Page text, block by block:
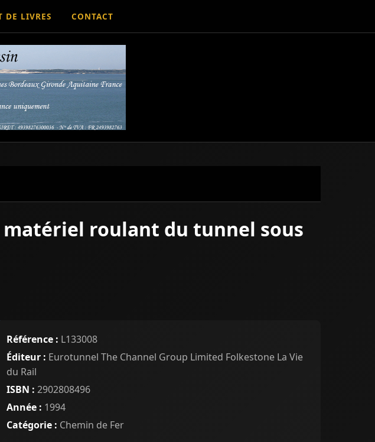
DE LIVRES CONTACT
matériel roulant du tunnel sous
Référence : L133008
Éditeur : Eurotunnel The Channel Group Limited Folkestone La Vie
du Rail
ISBN : 2902808496
Année : 1994
Catégorie : Chemin de Fer